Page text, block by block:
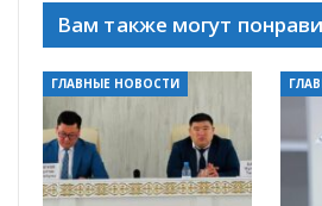
Вам также могут
ГЛАВНЫЕ НОВОСТИ